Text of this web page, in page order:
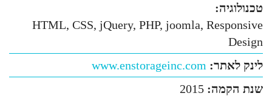
טכנולוגיה:
HTML, CSS, jQuery, PHP, joomla, Responsive
Design
לינק לאתר: www.enstorageinc.com
שנת הקמה: 2015